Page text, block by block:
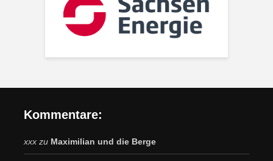
Kommentare:
xxx zu Maximilian und die Berge